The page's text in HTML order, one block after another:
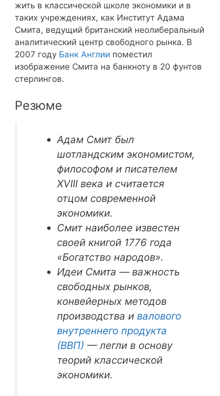
жить в классической школе экономики и в
таких учреждениях, как Институт Адама
Смита, ведущий британский неолиберальный
аналитический центр свободного рынка. В
2007 году Банк Англии поместил
изображение Смита на банкноту в 20 фунтов
стерлингов.
Резюме
Адам Смит был
шотландским экономистом,
философом и писателем
XVIII века и считается
отцом современной
экономики.
Смит наиболее известен
своей книгой 1776 года
«Богатство народов».
Идеи Смита — важность
свободных рынков,
конвейерных методов
производства ивалового
внутреннего продукта
(ВВП) — легли в основу
теорий классической
экономики.